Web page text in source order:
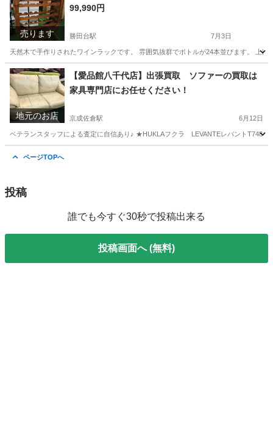
売ります
99,990円
勝田台駅 7月3日
天然木で手作りされたワインラックです。 雰囲気抜群でボトルが24本並びます。 上
千葉 八千代市 勝田台駅 収納家具 千葉
千葉ニュータウン中央駅 収納家具 商品
地元のお店
【愛品館八千代店】出張買取 ソファーの買取は
家具専門店にお任せください！
京成佐倉駅 6月12日
ベテランスタッフによる査定に自信あり♪ ★HUKLAフクラ LEVANTEレバントT748
ページTOPへ
投稿
誰でも今すぐ30秒で投稿出来る
投稿画面へ (無料)